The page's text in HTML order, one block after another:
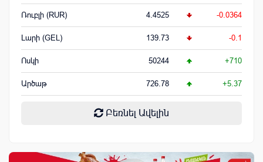
Ռուբլի (RUR) 4.4525 -0.0364
Լարի (GEL) 139.73 -0.1
Ոսկի 50244 +710
Արծաթ 726.78 +5.37
Բեռնել Ավելին